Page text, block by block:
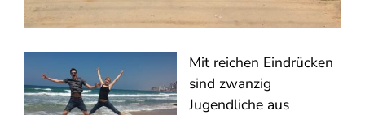
Mit reichen Eindrücken
sind zwanzig
Jugendliche aus